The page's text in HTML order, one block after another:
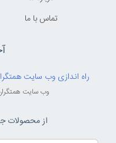
تماس با ما
راه اندازی وب سایت
وب سایت
از محصولات